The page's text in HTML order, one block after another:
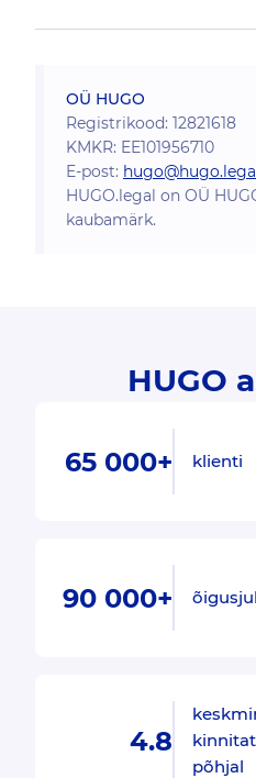
OÜ HUGO
Registrikood: 12821618
KMKR: EE101956710
E-post:
HUGO.legal on OÜ
kaubamärk.
HUGO
65 000+ klienti
90 000+
4.8
põhjal